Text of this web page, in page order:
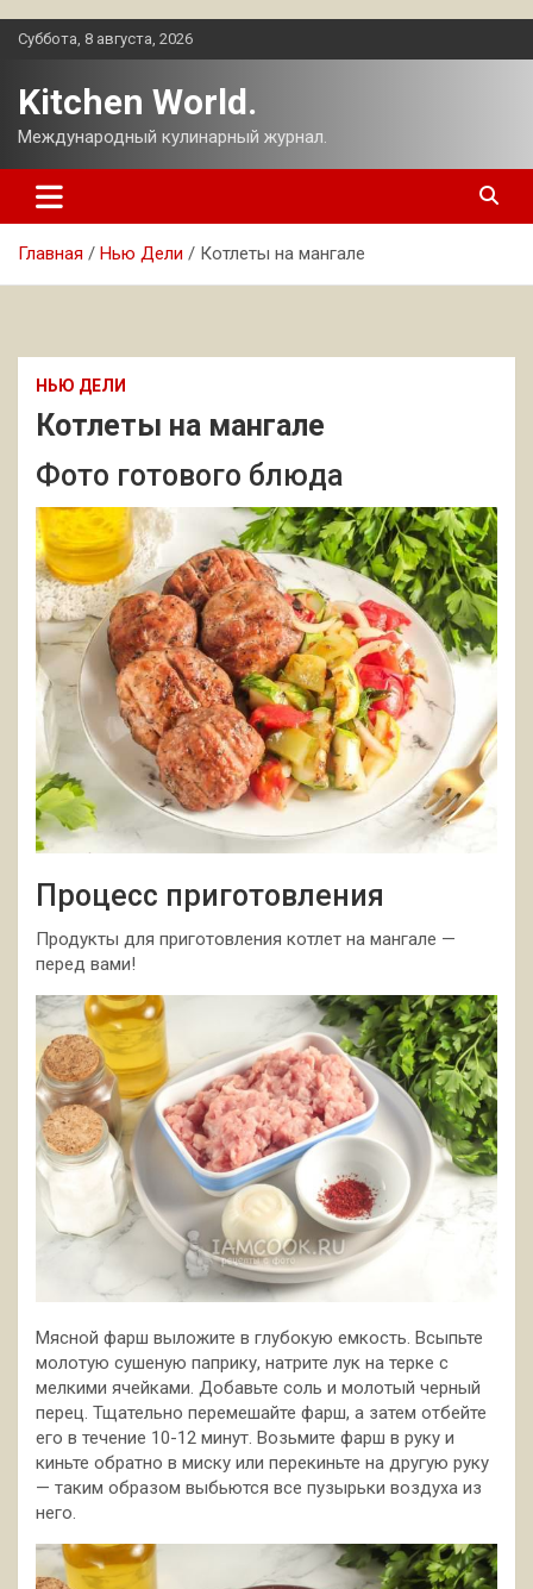
Перейти
Суббота, 8 августа, 2026
Kitchen World.
Международный кулинарный журнал.
Главная Нью Дели Котлеты на мангале
НЬЮ ДЕЛИ
Котлеты на мангале
Фото готового блюда
Процесс приготовления
Продукты для приготовления котлет на мангале —
перед вами!
Мясной фарш выложите в глубокую емкость. Всыпьте
молотую сушеную паприку, натрите лук на терке с
мелкими ячейками. Добавьте соль и молотый черный
перец. Тщательно перемешайте фарш, а затем отбейте
его в течение 10-12 минут. Возьмите фарш в руку и
киньте обратно в миску или перекиньте на другую руку
— таким образом выбьются все пузырьки воздуха из
него.